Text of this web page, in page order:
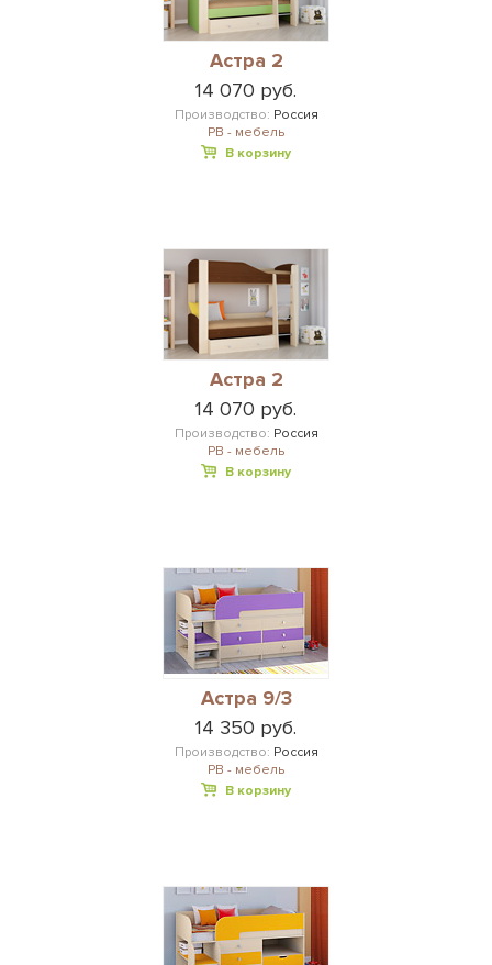
Астра 2
14 070 руб.
Производство: Россия
РВ - мебель
В корзину
Астра 2
14 070 руб.
Производство: Россия
РВ - мебель
В корзину
Астра 9/3
14 350 руб.
Производство: Россия
РВ - мебель
В корзину